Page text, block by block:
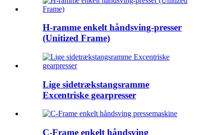
H-ramme enkelt håndsving-presser
(Unitized Frame)
Lige sidetrækstangsramme
Excentriske gearpresser
C-Frame enkelt håndsving